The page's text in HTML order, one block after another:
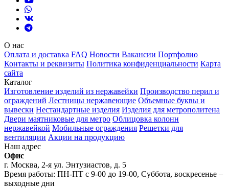
О нас
Оплата и доставка FAQ Новости Вакансии Портфолио
Контакты и реквизиты Политика конфиденциальности Карта
сайта
Каталог
Изготовление изделий из нержавейки Производство перил и
ограждений Лестницы нержавеющие Объемные буквы и
вывески Нестандартные изделия Изделия для метрополитена
Двери маятниковые для метро Облицовка колонн
нержавейкой Мобильные ограждения Решетки для
вентиляции Акции на продукцию
Наш адрес
Офис
г. Москва, 2-я ул. Энтузиастов, д. 5
Время работы: ПН-ПТ с 9-00 до 19-00, Суббота, воскресенье –
выходные дни